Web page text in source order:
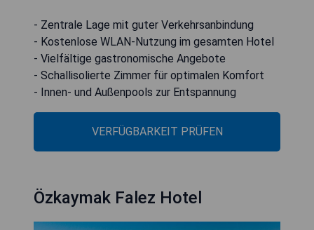
- Zentrale Lage mit guter Verkehrsanbindung
- Kostenlose WLAN-Nutzung im gesamten Hotel
- Vielfältige gastronomische Angebote
- Schallisolierte Zimmer für optimalen Komfort
- Innen- und Außenpools zur Entspannung
VERFÜGBARKEIT PRÜFEN
Özkaymak Falez Hotel